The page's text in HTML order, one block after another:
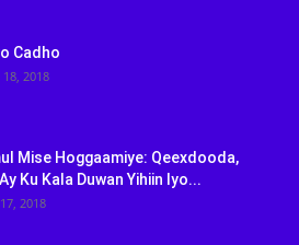
Cadho
18, 2018
Mise Hoggaamiye: Qeexdooda,
Ku Kala Duwan Yihiin Iyo...
2018